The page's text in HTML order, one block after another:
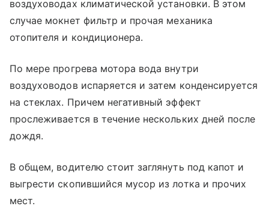
воздуховодах климатической установки. В этом
случае мокнет фильтр и прочая механика
отопителя и кондиционера.
По мере прогрева мотора вода внутри
воздуховодов испаряется и затем конденсируется
на стеклах. Причем негативный эффект
прослеживается в течение нескольких дней после
дождя.
В общем, водителю стоит заглянуть под капот и
выгрести скопившийся мусор из лотка и прочих
мест.